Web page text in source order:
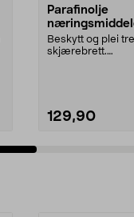
Parafinolje
ml
Beskytt og plei
skjærebrett.
129,90